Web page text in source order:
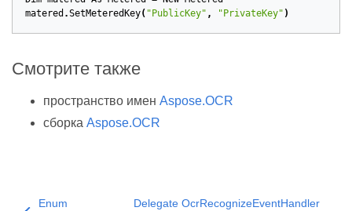
matered .SetMeteredKey( "PublicKey" , "PrivateKey" )
Смотрите также
пространство имен Aspose.OCR
сборка Aspose.OCR
Enum
Delegate OcrRecognizeEventHandler